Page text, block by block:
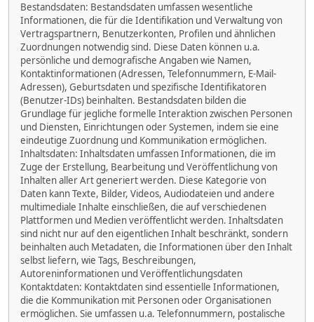
Bestandsdaten: Bestandsdaten umfassen wesentliche
Informationen, die für die Identifikation und Verwaltung von
Vertragspartnern, Benutzerkonten, Profilen und ähnlichen
Zuordnungen notwendig sind. Diese Daten können u.a.
persönliche und demografische Angaben wie Namen,
Kontaktinformationen (Adressen, Telefonnummern, E-Mail-
Adressen), Geburtsdaten und spezifische Identifikatoren
(Benutzer-IDs) beinhalten. Bestandsdaten bilden die
Grundlage für jegliche formelle Interaktion zwischen Personen
und Diensten, Einrichtungen oder Systemen, indem sie eine
eindeutige Zuordnung und Kommunikation ermöglichen.
Inhaltsdaten: Inhaltsdaten umfassen Informationen, die im
Zuge der Erstellung, Bearbeitung und Veröffentlichung von
Inhalten aller Art generiert werden. Diese Kategorie von
Daten kann Texte, Bilder, Videos, Audiodateien und andere
multimediale Inhalte einschließen, die auf verschiedenen
Plattformen und Medien veröffentlicht werden. Inhaltsdaten
sind nicht nur auf den eigentlichen Inhalt beschränkt, sondern
beinhalten auch Metadaten, die Informationen über den Inhalt
selbst liefern, wie Tags, Beschreibungen,
Autoreninformationen und Veröffentlichungsdaten
Kontaktdaten: Kontaktdaten sind essentielle Informationen,
die die Kommunikation mit Personen oder Organisationen
ermöglichen. Sie umfassen u.a. Telefonnummern, postalische